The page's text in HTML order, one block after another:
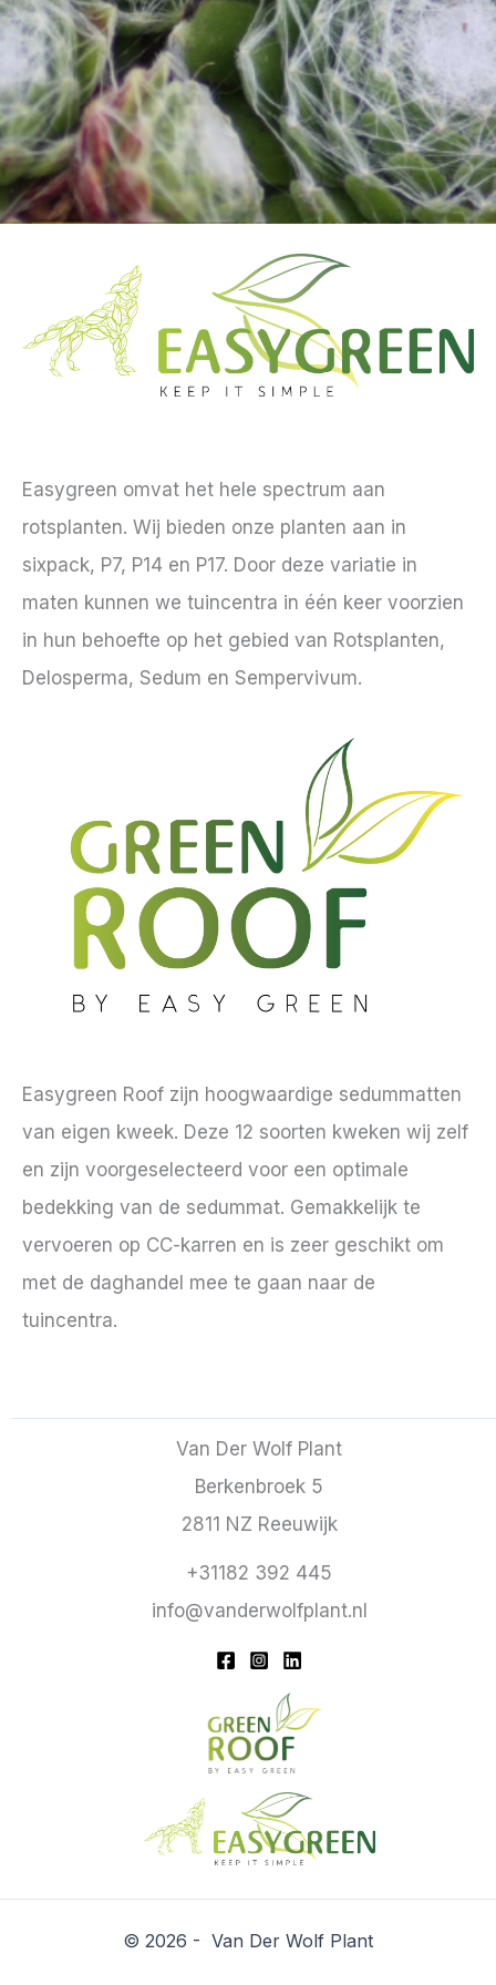
Easygreen omvat het hele spectrum aan
rotsplanten. Wij bieden onze planten aan in
sixpack, P7, P14 en P17. Door deze variatie in
maten kunnen we tuincentra in één keer voorzien
in hun behoefte op het gebied van Rotsplanten,
Delosperma, Sedum en Sempervivum.
Easygreen Roof zijn hoogwaardige sedummatten
van eigen kweek. Deze 12 soorten kweken wij zelf
en zijn voorgeselecteerd voor een optimale
bedekking van de sedummat. Gemakkelijk te
vervoeren op CC-karren en is zeer geschikt om
met de daghandel mee te gaan naar de
tuincentra.
Van Der Wolf Plant
Berkenbroek 5
2811 NZ Reeuwijk
+31182 392 445
info@vanderwolfplant.nl
© 2026 - Van Der Wolf Plant